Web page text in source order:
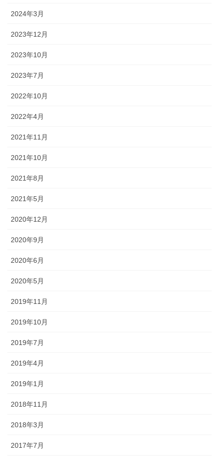
2024年3月
2023年12月
2023年10月
2023年7月
2022年10月
2022年4月
2021年11月
2021年10月
2021年8月
2021年5月
2020年12月
2020年9月
2020年6月
2020年5月
2019年11月
2019年10月
2019年7月
2019年4月
2019年1月
2018年11月
2018年3月
2017年7月